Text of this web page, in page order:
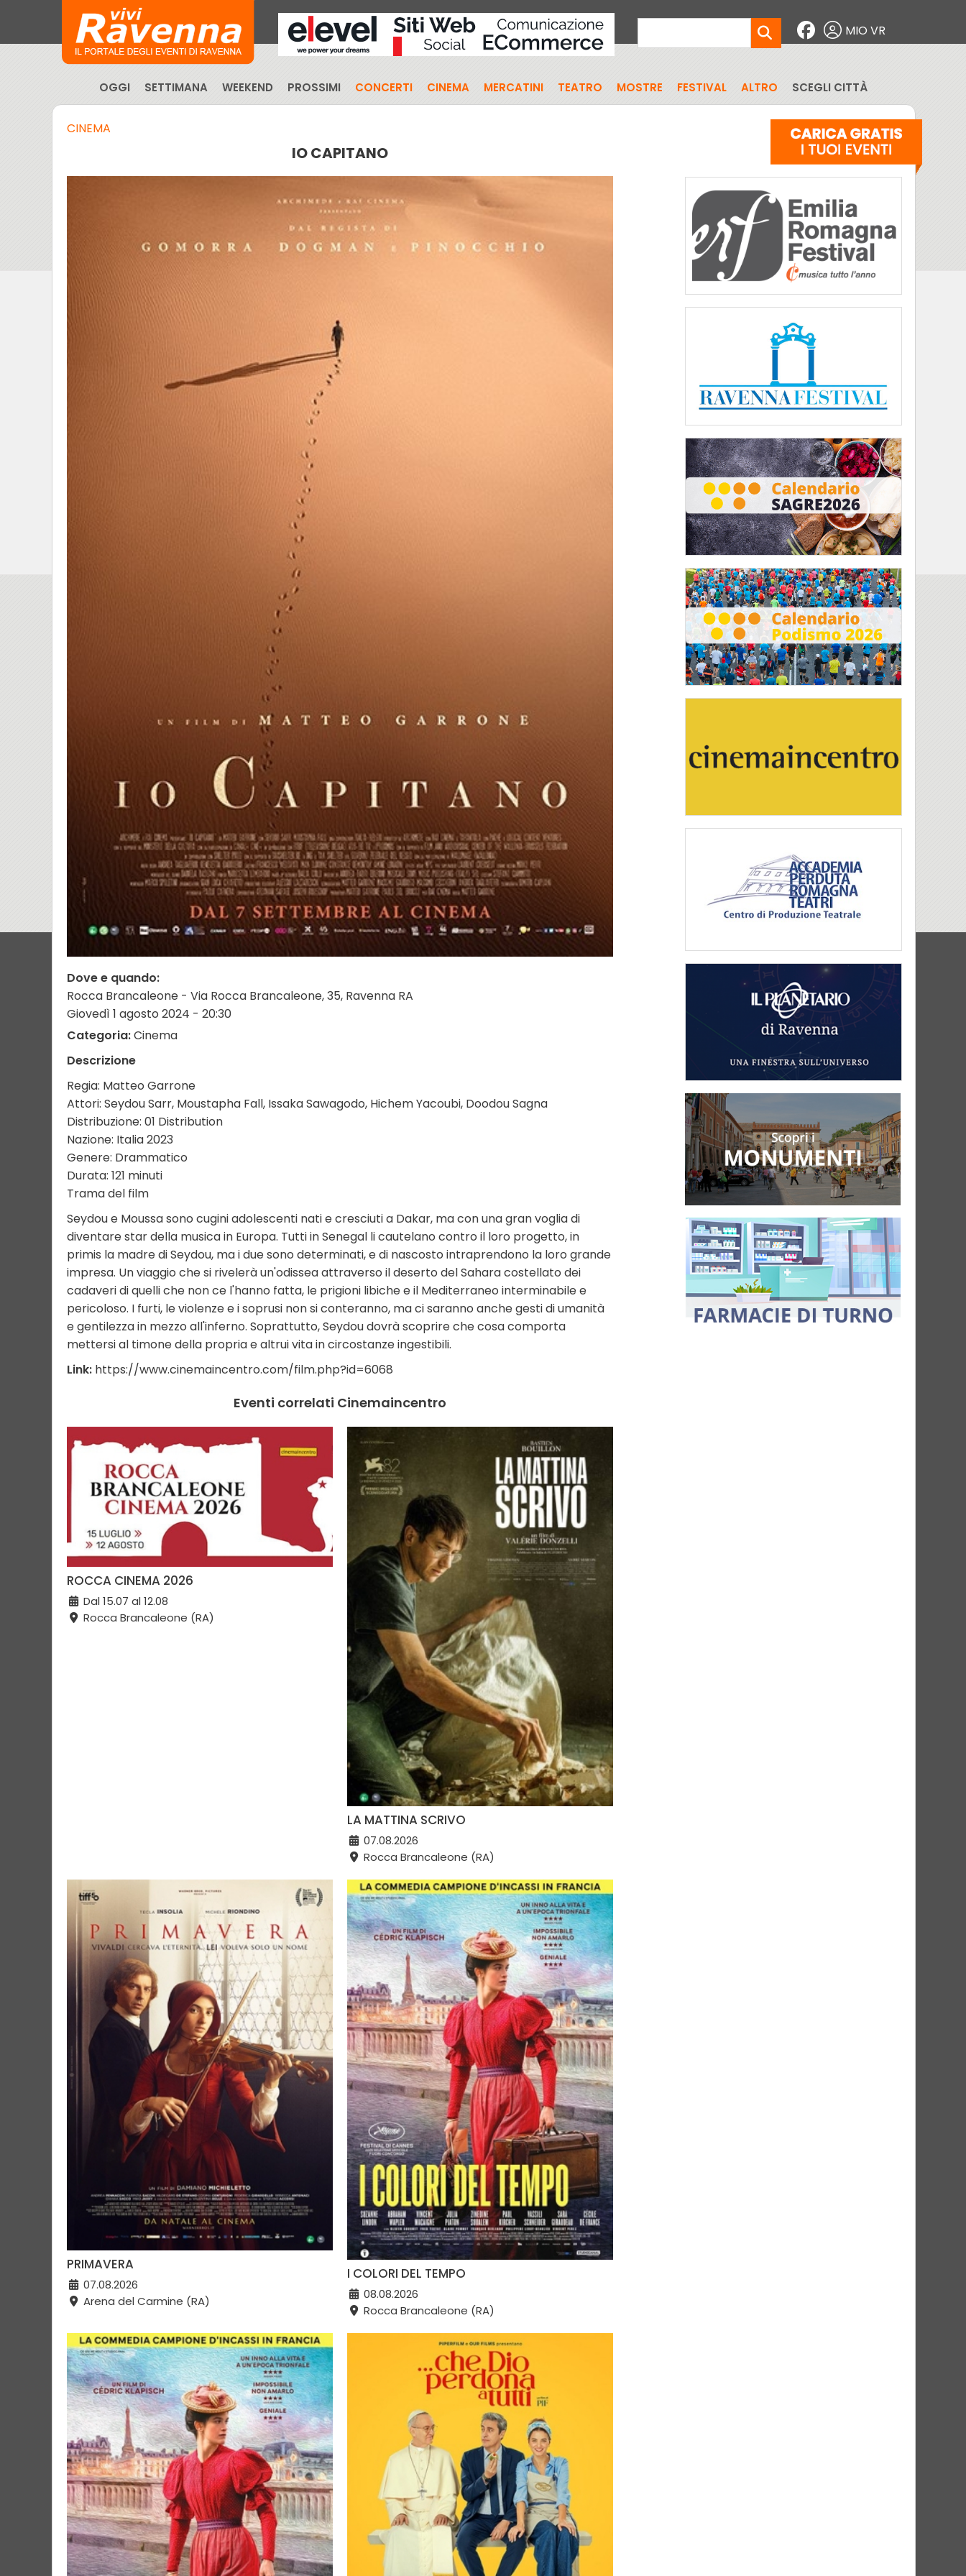
MIO VR
OGGI SETTIMANA WEEKEND PROSSIMI CONCERTI CINEMA MERCATINI TEATRO MOSTRE FESTIVAL ALTRO SCEGLI CITTÀ
CINEMA
IO CAPITANO
Dove e quando:
Rocca Brancaleone - Via Rocca Brancaleone, 35, Ravenna RA
Giovedì 1 agosto 2024 - 20:30
Categoria:Cinema
Descrizione
Regia: Matteo Garrone
Attori: Seydou Sarr, Moustapha Fall, Issaka Sawagodo, Hichem Yacoubi, Doodou Sagna
Distribuzione: 01 Distribution
Nazione: Italia 2023
Genere: Drammatico
Durata: 121 minuti
Trama del film
Seydou e Moussa sono cugini adolescenti nati e cresciuti a Dakar, ma con una gran voglia di
diventare star della musica in Europa. Tutti in Senegal li cautelano contro il loro progetto, in
primis la madre di Seydou, ma i due sono determinati, e di nascosto intraprendono la loro grande
impresa. Un viaggio che si rivelerà un'odissea attraverso il deserto del Sahara costellato dei
cadaveri di quelli che non ce l'hanno fatta, le prigioni libiche e il Mediterraneo interminabile e
pericoloso. I furti, le violenze e i soprusi non si conteranno, ma ci saranno anche gesti di umanità
e gentilezza in mezzo all'inferno. Soprattutto, Seydou dovrà scoprire che cosa comporta
mettersi al timone della propria e altrui vita in circostanze ingestibili.
Link: https://www.cinemaincentro.com/film.php?id=6068
Eventi correlati Cinemaincentro
ROCCA CINEMA 2026
Dal 15.07 al 12.08
Rocca Brancaleone (RA)
LA MATTINA SCRIVO
07.08.2026
Rocca Brancaleone (RA)
PRIMAVERA
07.08.2026
Arena del Carmine (RA)
I COLORI DEL TEMPO
08.08.2026
Rocca Brancaleone (RA)